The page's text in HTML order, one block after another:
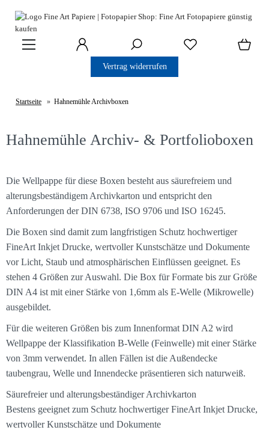
Vertrag widerrufen
Startseite » Hahnemühle Archivboxen
Hahnemühle Archiv- & Portfolioboxen
Die Wellpappe für diese Boxen besteht aus säurefreiem und
alterungsbeständigem Archivkarton und entspricht den
Anforderungen der DIN 6738, ISO 9706 und ISO 16245.
Die Boxen sind damit zum langfristigen Schutz hochwertiger
FineArt Inkjet Drucke, wertvoller Kunstschätze und Dokumente
vor Licht, Staub und atmosphärischen Einflüssen geeignet. Es
stehen 4 Größen zur Auswahl. Die Box für Formate bis zur Größe
DIN A4 ist mit einer Stärke von 1,6mm als E-Welle (Mikrowelle)
ausgebildet.
Für die weiteren Größen bis zum Innenformat DIN A2 wird
Wellpappe der Klassifikation B-Welle (Feinwelle) mit einer Stärke
von 3mm verwendet. In allen Fällen ist die Außendecke
taubengrau, Welle und Innendecke präsentieren sich naturweiß.
Säurefreier und alterungsbeständiger Archivkarton
Bestens geeignet zum Schutz hochwertiger FineArt Inkjet Drucke,
wertvoller Kunstschätze und Dokumente